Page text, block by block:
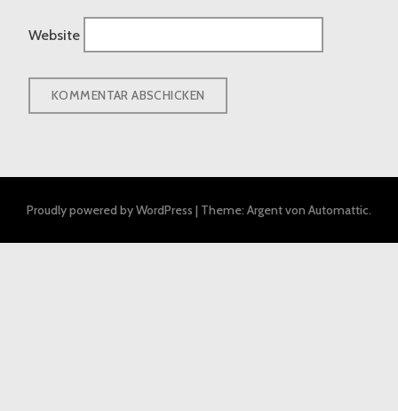
Website
Proudly powered by WordPress | Theme: Argent von Automattic.